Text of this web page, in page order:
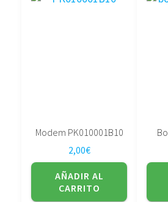
Modem PK010001B10
2,00€
AÑADIR AL
CARRITO